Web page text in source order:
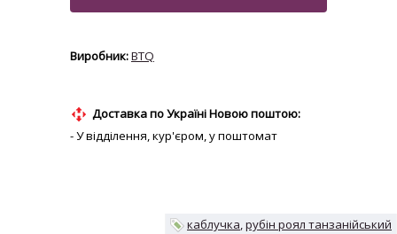
BTQ
Доставка по Україні Новою поштою:
- У відділення, кур'єром, у поштомат
каблучка рубін роял танзанійський